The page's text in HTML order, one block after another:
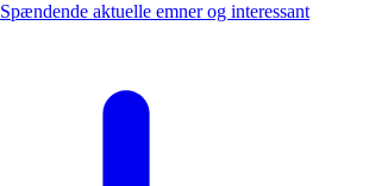
Spændende aktuelle emner og interessant